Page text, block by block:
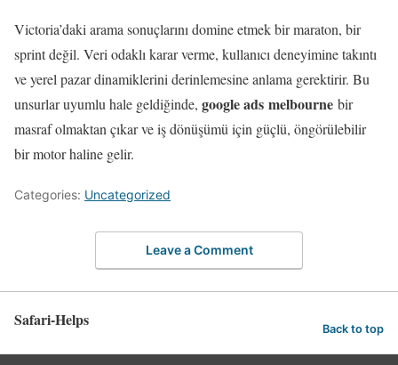
Victoria’daki arama sonuçlarını domine etmek bir maraton, bir
sprint değil. Veri odaklı karar verme, kullanıcı deneyimine takıntı
ve yerel pazar dinamiklerini derinlemesine anlama gerektirir. Bu
unsurlar uyumlu hale geldiğinde, google ads melbourne bir
masraf olmaktan çıkar ve iş dönüşümü için güçlü, öngörülebilir
bir motor haline gelir.
Categories: Uncategorized
Leave a Comment
Safari-Helps Back to top